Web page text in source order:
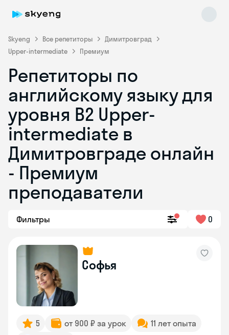
Skyeng Все репетиторы
Димитровград
Upper-intermediate
Премиум
Репетиторы по
английскому языку для
уровня B2 Upper-
intermediate в
Димитровграде онлайн
- Премиум
преподаватели
Фильтры 0
Софья
5 от 900 ₽ за урок
11 лет опыта
Skyeng Chat